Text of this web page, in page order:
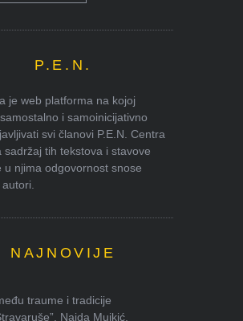
P.E.N.
je web platforma na kojoj
i samoinicijativno
svi članovi P.E.N. Centra
sadržaj tih tekstova i stavove
u njima odgovornost snose
NAJNOVIJE
traume i tradicije
Naida Mujkić,